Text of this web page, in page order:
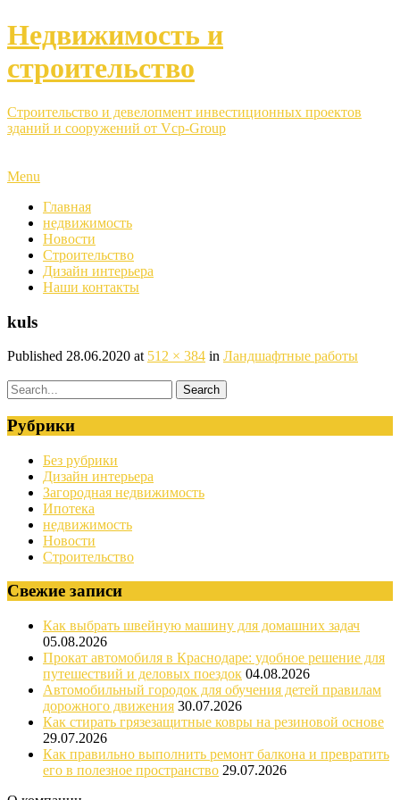
Недвижимость и
строительство
Строительство и девелопмент инвестиционных проектов
зданий и сооружений от Vcp-Group
Menu
Главная
недвижимость
Новости
Строительство
Дизайн интерьера
Наши контакты
kuls
Published 28.06.2020 at 512 × 384 in Ландшафтные работы
Рубрики
Без рубрики
Дизайн интерьера
Загородная недвижимость
Ипотека
недвижимость
Новости
Строительство
Свежие записи
Как выбрать швейную машину для домашних задач
05.08.2026
Прокат автомобиля в Краснодаре: удобное решение для
путешествий и деловых поездок 04.08.2026
Автомобильный городок для обучения детей правилам
дорожного движения 30.07.2026
Как стирать грязезащитные ковры на резиновой основе
29.07.2026
Как правильно выполнить ремонт балкона и превратить
его в полезное пространство 29.07.2026